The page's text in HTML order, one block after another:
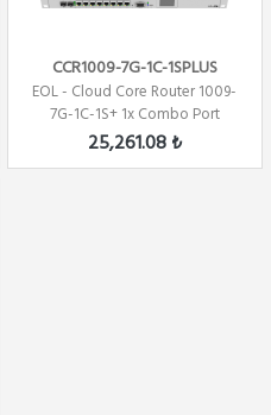
CCR1009-7G-1C-1SPLUS
EOL - Cloud Core Router 1009-
7G-1C-1S+ 1x Combo Port
,7xGbit LAN ,...
25,261.08 ₺